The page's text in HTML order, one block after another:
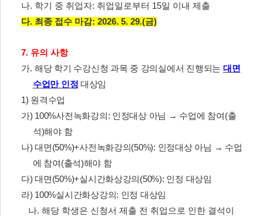
나. 학기 중 취업자: 취업일로부터 15일 이내 제출
다. 최종 접수 마감: 2026. 5. 29.(금)
7. 유의 사항
가. 해당 학기 수강신청 과목 중 강의실에서 진행되는 대면
수업만 인정 대상임
1) 원격수업
가) 100%사전녹화강의 : 인정대상 아님 → 수업에 참여 (출
석)해야 함
나)대면 (50%)+사전녹화강의 (50%): 인정대상 아님 → 수업
에 참여 (출석)해야 함
다)대면 (50%)+실시간화상강의 (50%): 인정 대상임
라) 100%실시간화상강의 : 인정 대상임
나. 해당 학생은 신청서 제출 전 취업으로 인한 결석이